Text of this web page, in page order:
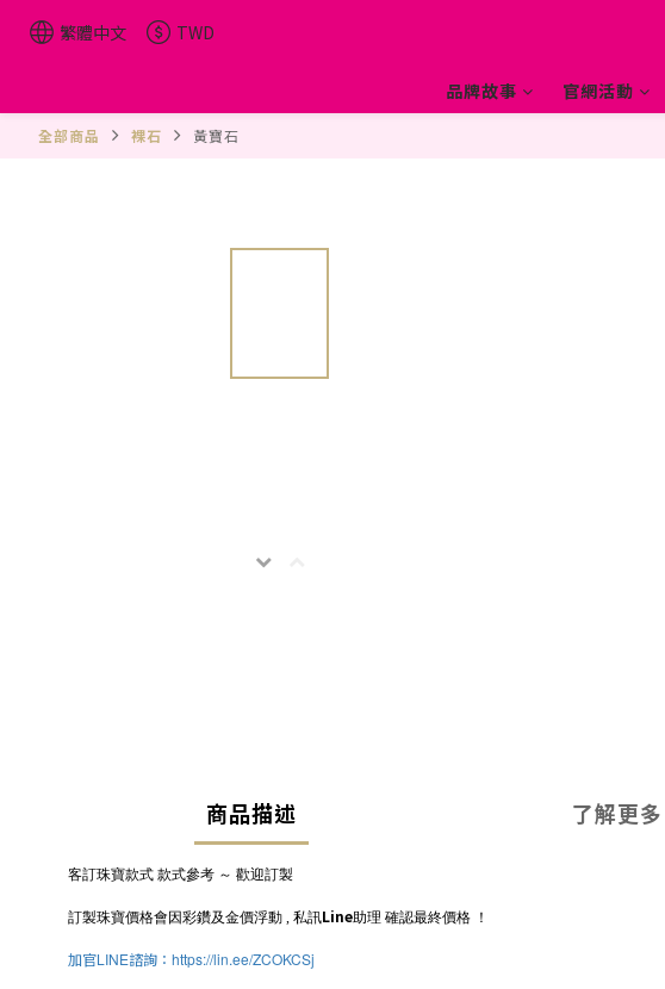
繁體中文 TWD
品牌故事 官網活動
全部商品 裸石 黃寶石
商品描述 了解更多
客訂珠寶款式 款式參考 ～ 歡迎訂製
訂製珠寶價格會因彩鑽及金價浮動 , 私訊Line助理 確認最終價格 ！
加官LINE諮詢： https://lin.ee/ZCOKCSj